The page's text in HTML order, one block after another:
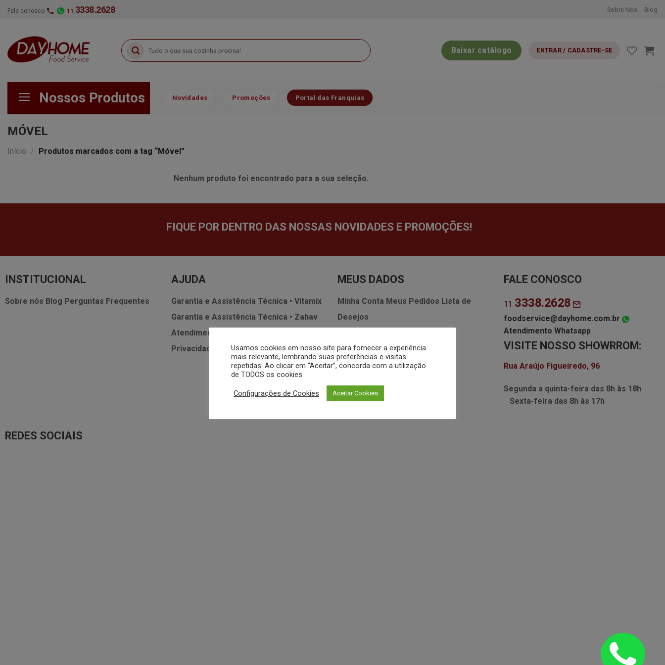
Skip
Fale conosco 11 3338.2628 Sobre Nós Blog
Pesquisar
por:
Baixar catálogo ENTRAR / CADASTRE-SE
Nossos Produtos Novidades Promoções Portal das Franquias
MÓVEL
Início / Produtos marcados com a tag “Móvel”
Nenhum produto foi encontrado para a sua seleção.
FIQUE POR DENTRO DAS NOSSAS NOVIDADES E PROMOÇÕES!
INSTITUCIONAL
Sobre nós Blog Perguntas Frequentes
AJUDA
Garantia e Assistência Técnica • Vitamix
Garantia e Assistência Técnica • Zahav
Atendimento Whatsapp
Privacidade
Termos de Uso SAC
MEUS DADOS
Minha Conta Meus Pedidos Lista de
Desejos
FALE CONOSCO
11 3338.2628
foodservice@dayhome.com.br
Atendimento Whatsapp
VISITE NOSSO SHOWRROM:
Rua Araújo Figueiredo, 96
Segunda a quinta-feira das 8h às 18h
Sexta-feira das 8h às 17h
REDES SOCIAIS
Usamos cookies em nosso site para fornecer a experiência
mais relevante, lembrando suas preferências e visitas
repetidas. Ao clicar em “Aceitar”, concorda com a utilização
de TODOS os cookies.
Configurações de Cookies Aceitar Cookies